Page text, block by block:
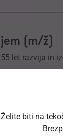
(m/ž)
let razvija in
Želite biti na